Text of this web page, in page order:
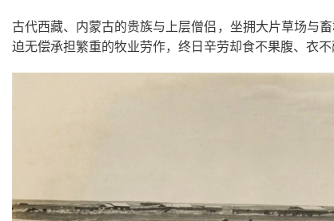
古代西藏、内蒙古的贵族与上层僧侣，坐拥大片草场与
迫无偿承担繁重的牧业劳作，终日辛劳却食不果腹、衣不